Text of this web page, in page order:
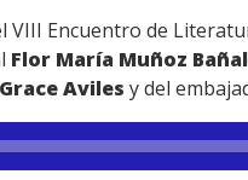
Encuentro de
Flor María Muñoz
Aviles y del